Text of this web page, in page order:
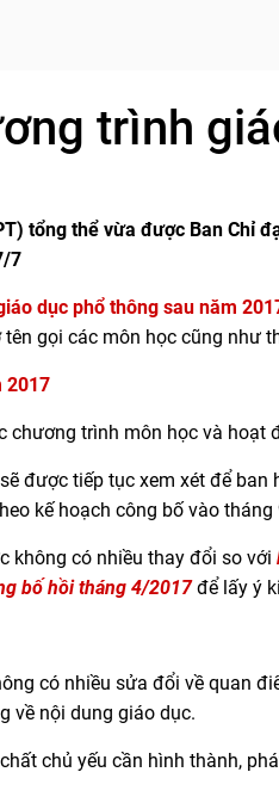
trình
tổng thể vừa được Ban Chỉ
7
dục phổ thông sau năm
gọi các môn học cũng như
2017
trình môn học và hoạt
được tiếp tục xem xét để
kế hoạch công bố vào tháng
không có nhiều thay đổi so với
bố hồi tháng 4/2017 để lấy ý
có nhiều sửa đổi về quan
về nội dung giáo dục.
chủ yếu cần hình thành,